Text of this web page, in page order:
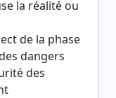
la réalité ou
de la phase
dangers
des